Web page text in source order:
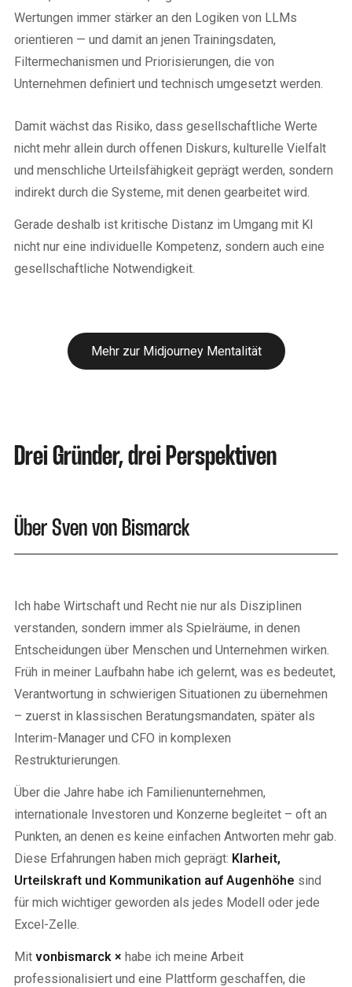
Wertungen immer stärker an den Logiken von LLMs
orientieren — und damit an jenen Trainingsdaten,
Filtermechanismen und Priorisierungen, die von
Unternehmen definiert und technisch umgesetzt werden.
Damit wächst das Risiko, dass gesellschaftliche Werte
nicht mehr allein durch offenen Diskurs, kulturelle Vielfalt
und menschliche Urteilsfähigkeit geprägt werden, sondern
indirekt durch die Systeme, mit denen gearbeitet wird.
Gerade deshalb ist kritische Distanz im Umgang mit KI
nicht nur eine individuelle Kompetenz, sondern auch eine
gesellschaftliche Notwendigkeit.
Mehr zur Midjourney Mentalität
Drei Gründer, drei Perspektiven
Über Sven von Bismarck
Ich habe Wirtschaft und Recht nie nur als Disziplinen
verstanden, sondern immer als Spielräume, in denen
Entscheidungen über Menschen und Unternehmen wirken.
Früh in meiner Laufbahn habe ich gelernt, was es bedeutet,
Verantwortung in schwierigen Situationen zu übernehmen
– zuerst in klassischen Beratungsmandaten, später als
Interim-Manager und CFO in komplexen
Restrukturierungen.
Über die Jahre habe ich Familienunternehmen,
internationale Investoren und Konzerne begleitet – oft an
Punkten, an denen es keine einfachen Antworten mehr gab.
Diese Erfahrungen haben mich geprägt: Klarheit,
Urteilskraft und Kommunikation auf Augenhöhe sind
für mich wichtiger geworden als jedes Modell oder jede
Excel-Zelle.
Mit vonbismarck × habe ich meine Arbeit
professionalisiert und eine Plattform geschaffen, die